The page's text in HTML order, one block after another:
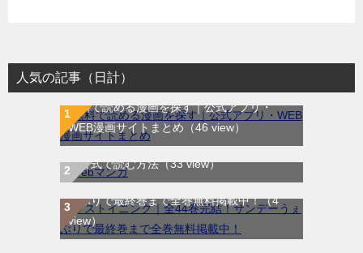
人気の記事（日計）
無料で読める漫画を探す｜公式アプリ・
WEB漫画サイトまとめ （46 view）
WEB漫画サイト一覧｜ブラウザで無料漫画
を公式で読む方法（33 view）
ラストイニング｜全44巻完結！サンデーう
ぇぶりで最終巻まで全巻無料掲載中！（4
view）
夏目友人帳｜最新刊30巻！マンガParkで期